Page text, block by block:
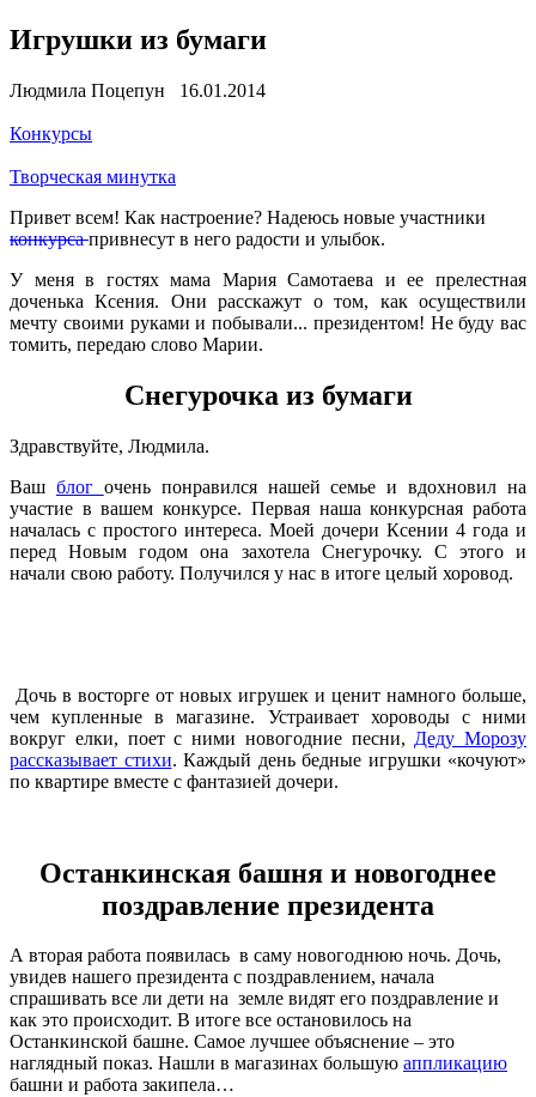
Игрушки из бумаги
Людмила Поцепун 16.01.2014
Конкурсы
Творческая минутка
Привет всем! Как настроение? Надеюсь новые участники
конкурсапривнесут в него радости и улыбок.
У меня в гостях мама Мария Самотаева и ее прелестная
доченька Ксения. Они расскажут о том, как осуществили
мечту своими руками и побывали... президентом! Не буду вас
томить, передаю слово Марии.
Снегурочка из бумаги
Здравствуйте, Людмила.
Ваш блог очень понравился нашей семье и вдохновил на
участие в вашем конкурсе. Первая наша конкурсная работа
началась с простого интереса. Моей дочери Ксении 4 года и
перед Новым годом она захотела Снегурочку. С этого и
начали свою работу. Получился у нас в итоге целый хоровод.
Дочь в восторге от новых игрушек и ценит намного больше,
чем купленные в магазине. Устраивает хороводы с ними
вокруг елки, поет с ними новогодние песни, Деду Морозу
рассказывает стихи. Каждый день бедные игрушки «кочуют»
по квартире вместе с фантазией дочери.
Останкинская башня и новогоднее
поздравление президента
А вторая работа появилась в саму новогоднюю ночь. Дочь,
увидев нашего президента с поздравлением, начала
спрашивать все ли дети на земле видят его поздравление и
как это происходит. В итоге все остановилось на
Останкинской башне. Самое лучшее объяснение – это
наглядный показ. Нашли в магазинах большую аппликацию
башни и работа закипела…